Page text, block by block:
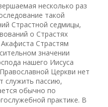
несколько раз
такой
Страстной седмицы,
о Страстях
Страстям
значении
нашего Иисуса
Церкви нет
служить пассию,
обычно по
практике. В